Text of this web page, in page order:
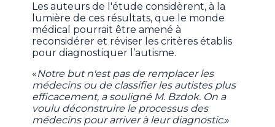
Les auteurs de l'étude considèrent, à la
lumière de ces résultats, que le monde
médical pourrait être amené à
reconsidérer et réviser les critères établis
pour diagnostiquer l’autisme.
«Notre but n'est pas de remplacer les
médecins ou de classifier les autistes plus
efficacement, a souligné M. Bzdok. On a
voulu déconstruire le processus des
médecins pour arriver à leur diagnostic.»